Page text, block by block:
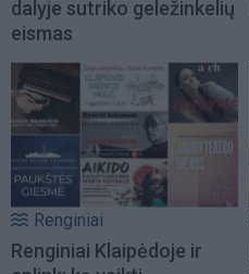
dalyje sutriko geležinkelių
eismas
Renginiai
Renginiai Klaipėdoje ir